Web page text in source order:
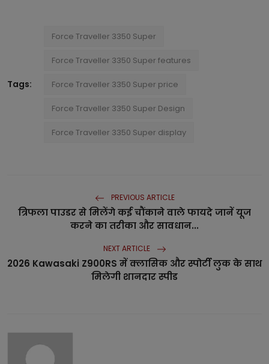
Tags:
Force Traveller 3350 Super
Force Traveller 3350 Super features
Force Traveller 3350 Super price
Force Traveller 3350 Super Design
Force Traveller 3350 Super display
PREVIOUS ARTICLE
त्रिफला पाउडर से मिलेंगे कई चौंकाने वाले फायदे जानें यूज
करने का तरीका और सावधान...
NEXT ARTICLE
2026 Kawasaki Z900RS में क्लासिक और स्पोर्टी लुक के साथ
मिलेगी शानदार स्पीड